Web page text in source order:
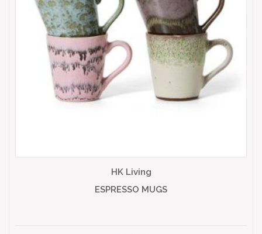
HK Living
ESPRESSO MUGS